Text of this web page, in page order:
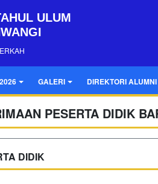
ULUM
GALERI DIREKTORI ALUMNI
PESERTA DIDIK
DIDIK